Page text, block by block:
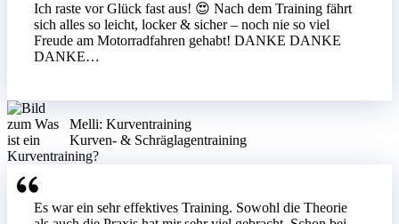
Ich raste vor Glück fast aus! 😍 Nach dem Training fährt
sich alles so leicht, locker & sicher – noch nie so viel
Freude am Motorradfahren gehabt! DANKE DANKE
DANKE…
Melli: Kurventraining
Kurven- & Schräglagentraining
Es war ein sehr effektives Training. Sowohl die Theorie